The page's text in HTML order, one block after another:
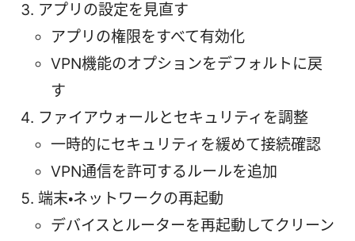
アプリの設定を見直す
アプリの権限をすべて有効化
VPN機能のオプションをデフォルトに戻
す
ファイアウォールとセキュリティを調整
一時的にセキュリティを緩めて接続確認
VPN通信を許可するルールを追加
端末・ネットワークの再起動
デバイスとルーターを再起動してクリーン